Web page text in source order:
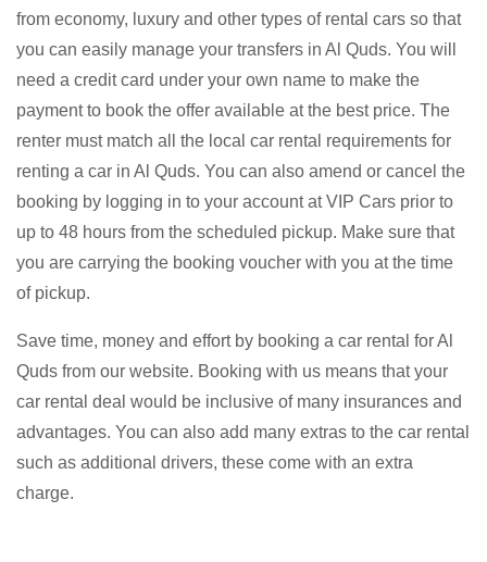
from economy, luxury and other types of rental cars so that
you can easily manage your transfers in Al Quds. You will
need a credit card under your own name to make the
payment to book the offer available at the best price. The
renter must match all the local car rental requirements for
renting a car in Al Quds. You can also amend or cancel the
booking by logging in to your account at VIP Cars prior to
up to 48 hours from the scheduled pickup. Make sure that
you are carrying the booking voucher with you at the time
of pickup.
Save time, money and effort by booking a car rental for Al
Quds from our website. Booking with us means that your
car rental deal would be inclusive of many insurances and
advantages. You can also add many extras to the car rental
such as additional drivers, these come with an extra
charge.